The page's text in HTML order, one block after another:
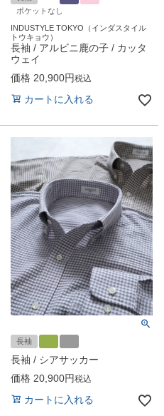
ポケットなし
INDUSTYLE TOKYO（インダスタイル
トウキョウ）
長袖 / アルビニ鹿の子 / カッタ
ウェイ
価格 20,900 税込
カートに入れる
長袖
長袖 / シアサッカー
価格 20,900 税込
カートに入れる